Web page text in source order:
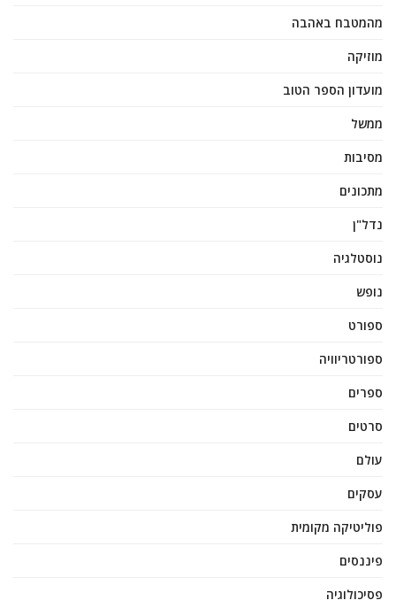
מהמטבח באהבה
מוזיקה
מועדון הספר הטוב
ממשל
מסיבות
מתכונים
נדל"ן
נוסטלגיה
נופש
ספורט
ספורטריוויה
ספרים
סרטים
עולם
עסקים
פוליטיקה מקומית
פיננסים
פסיכולוגיה